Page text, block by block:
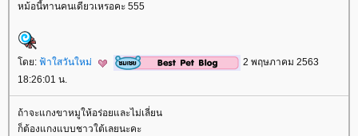
หม้อนี้ทานคนเดียวเหรอคะ 555
ดย: ฟ้าใสวันใหม่
2 พฤษภาคม 2563
18:26:01 น.
ถ้าจะแกงขาหมูให้อร่อยและไม่เลี่ยน
ก็ต้องแกงแบบชาวใต้เลยนะคะ